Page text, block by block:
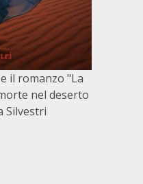
il romanzo "La
nel deserto
Silvestri